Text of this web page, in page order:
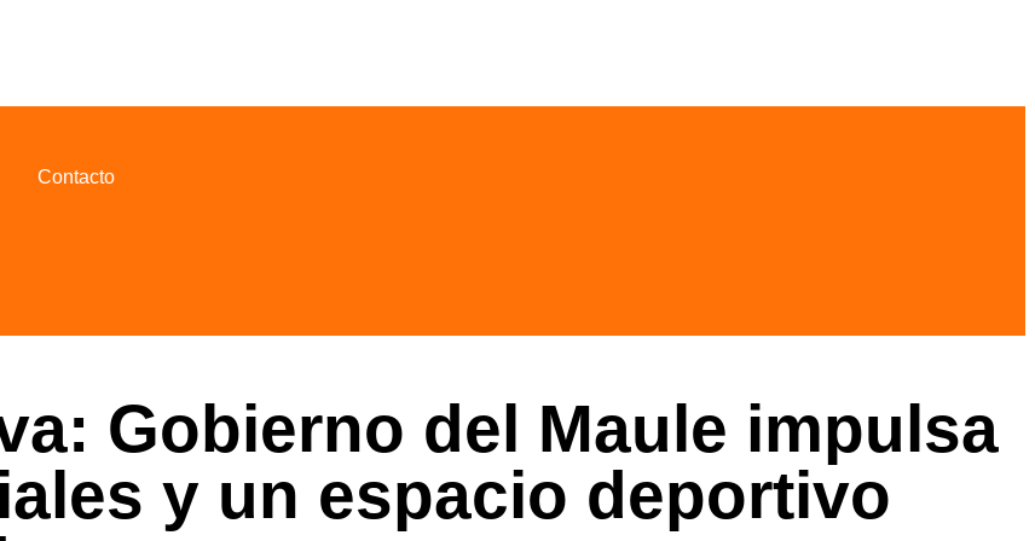
Contacto
Gobierno del Maule impulsa
y un espacio deportivo